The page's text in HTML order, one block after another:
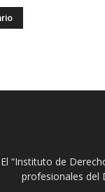
El “Instituto de
profesionales del